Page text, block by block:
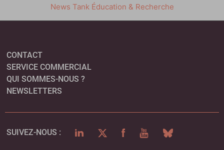
News Tank Éducation & Recherche
CONTACT
SERVICE COMMERCIAL
QUI SOMMES-NOUS ?
NEWSLETTERS
SUIVEZ-NOUS : LINKEDINTWITTERFACEBOOKYOUTUBEBLUESKY